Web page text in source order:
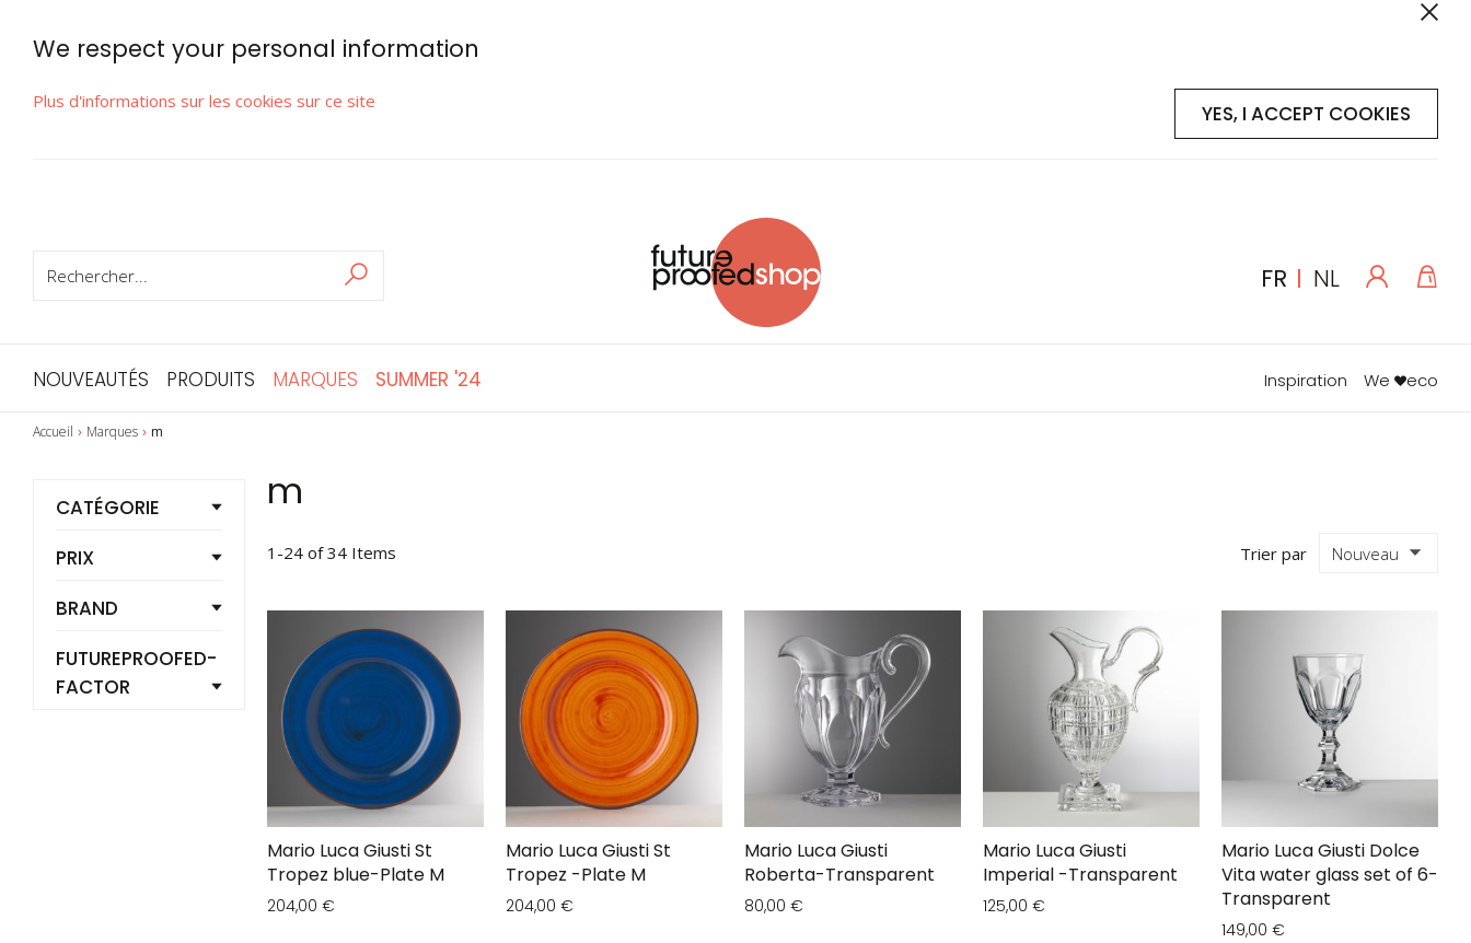
We respect your personal information
Plus d'informations sur les cookies sur ce site YES, I ACCEPT COOKIES
LANGUE
FR NL
Rechercher
RECHERCHER
NOUVEAUTÉS PRODUITS MARQUES SUMMER '24 Inspiration We eco
Accueil Marques m
m
Trier par
1 -24 of34 Items
Mario Luca Giusti St
Tropez blue-Plate M
204,00 €
Mario Luca Giusti St
Tropez -Plate M
204,00 €
Mario Luca Giusti
Roberta-Transparent
80,00 €
Mario Luca Giusti
Imperial -Transparent
125,00 €
Mario Luca Giusti Dolce
Vita water glass set of 6-
Transparent
149,00 €
CATÉGORIE
PRIX
BRAND
FUTUREPROOFED-
FACTOR